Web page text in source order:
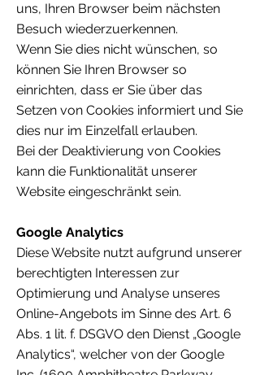
uns, Ihren Browser beim nächsten
Besuch wiederzuerkennen.
Wenn Sie dies nicht wünschen, so
können Sie Ihren Browser so
einrichten, dass er Sie über das
Setzen von Cookies informiert und Sie
dies nur im Einzelfall erlauben.
Bei der Deaktivierung von Cookies
kann die Funktionalität unserer
Website eingeschränkt sein.
Google Analytics
Diese Website nutzt aufgrund unserer
berechtigten Interessen zur
Optimierung und Analyse unseres
Online-Angebots im Sinne des Art. 6
Abs. 1 lit. f. DSGVO den Dienst „Google
Analytics“, welcher von der Google